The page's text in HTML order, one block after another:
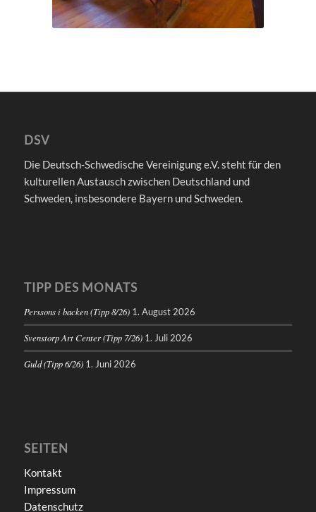
DSV
Die Deutsch-Schwedische Vereinigung e.V. steht für den
kulturellen Austausch zwischen Deutschland und
Schweden, insbesondere Bayern und Schweden.
TIPP DES MONATS
Perssons i backen (Tipp 8/26) 1. August 2026
Svenstorp Art Center (Tipp 7/26) 1. Juli 2026
Guld (Tipp 6/26) 1. Juni 2026
SEITEN
Kontakt
Impressum
Datenschutz